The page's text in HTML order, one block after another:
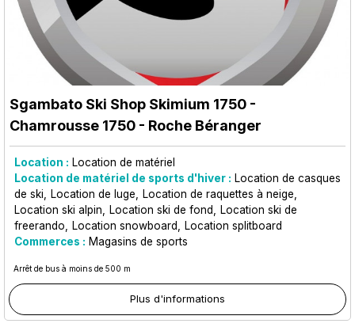
Sgambato Ski Shop Skimium 1750 -
Chamrousse 1750 - Roche Béranger
Location : Location de matériel
Location de matériel de sports d'hiver : Location de casques
de ski
Location de luge
Location de raquettes à neige
Location ski alpin
Location ski de fond
Location ski de
freerando
Location snowboard
Location splitboard
Commerces : Magasins de sports
Arrêt de bus à moins de 500 m
Plus d'informations